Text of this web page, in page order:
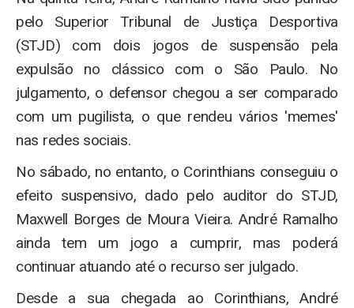
pelo Superior Tribunal de Justiça Desportiva
(STJD) com dois jogos de suspensão pela
expulsão no clássico com o São Paulo. No
julgamento, o defensor chegou a ser comparado
com um pugilista, o que rendeu vários 'memes'
nas redes sociais.
No sábado, no entanto, o Corinthians conseguiu o
efeito suspensivo, dado pelo auditor do STJD,
Maxwell Borges de Moura Vieira. André Ramalho
ainda tem um jogo a cumprir, mas poderá
continuar atuando até o recurso ser julgado.
Desde a sua chegada ao Corinthians, André